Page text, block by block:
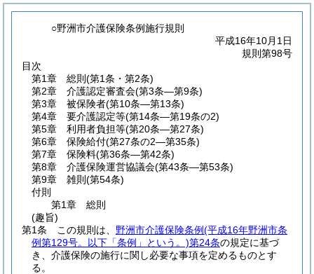
○野洲市介護保険条例施行規則
平成16年10月1日
規則第98号
目次
第1章
総則 (第1条・第2条)
第2章
介護認定審査会(第3条―第9条)
第3章
被保険者(第10条―第13条)
第4章
要介護認定等(第14条―第19条の2)
第5章
利用者負担等(第20条―第27条)
第6章
保険給付(第27条の2―第35条)
第7章
保険料(第36条―第42条)
第8章
介護保険運営協議会(第43条―第53条)
第9章
雑則 (第54条)
付則
第1章
総則
(趣旨)
第1条
この規則は、 野洲市介護保険条例(平成16年野洲市条
例第129号。以下「条例」という。)第24条の規定に基づ
き、介護保険の施行に関し必要な事項を定めるものとす
る。